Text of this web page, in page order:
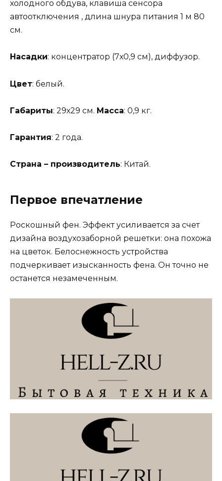
холодного обдува, клавиша сенсора
автоотключения , длина шнура питания 1 м 80
см.
Насадки: концентратор (7х0,9 см), диффузор.
Цвет: белый.
Габариты: 29х29 см. Масса: 0,9 кг.
Гарантия: 2 года.
Страна – производитель: Китай.
Первое впечатление
Роскошный фен. Эффект усиливается за счет
дизайна воздухозаборной решетки: она похожа
на цветок. Белоснежность устройства
подчеркивает изысканность фена. Он точно не
останется незамеченным.